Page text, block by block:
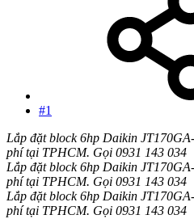
#1
Lắp đặt block 6hp Daikin
phí tại TPHCM. Gọi 0931 143 034
Lắp đặt block 6hp Daikin
phí tại TPHCM. Gọi 0931 143 034
Lắp đặt block 6hp Daikin
phí tại TPHCM. Gọi 0931 143 034